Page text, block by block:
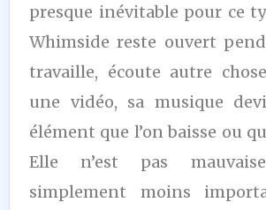
presque inévitable pour ce
Whimside reste ouvert
travaille, écoute autre
une vidéo, sa musique
élément que l’on baisse ou
Elle n’est pas
simplement moins